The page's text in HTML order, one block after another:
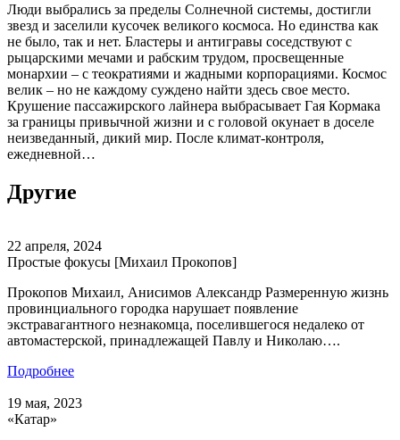
Люди выбрались за пределы Солнечной системы, достигли
звезд и заселили кусочек великого космоса. Но единства как
не было, так и нет. Бластеры и антигравы соседствуют с
рыцарскими мечами и рабским трудом, просвещенные
монархии – с теократиями и жадными корпорациями. Космос
велик – но не каждому суждено найти здесь свое место.
Крушение пассажирского лайнера выбрасывает Гая Кормака
за границы привычной жизни и с головой окунает в доселе
неизведанный, дикий мир. После климат-контроля,
ежедневной…
Другие
22 апреля, 2024
Простые фокусы [Михаил Прокопов]
Прокопов Михаил, Анисимов Александр Размеренную жизнь
провинциального городка нарушает появление
экстравагантного незнакомца, поселившегося недалеко от
автомастерской, принадлежащей Павлу и Николаю….
Подробнее
19 мая, 2023
«Катар»